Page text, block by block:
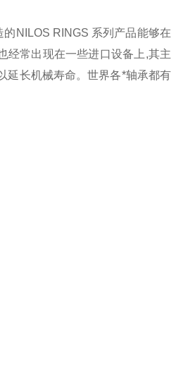
NILOS RINGS 系列产品能够在
经常出现在一些进口设备上,其主
延长机械寿命。世界各*轴承都有